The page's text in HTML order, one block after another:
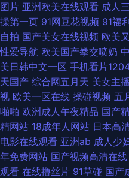
线影院 97超碰综合 国产韩日精品
线wwww 天天日天天干少妇 超碰
大香蕉51 欧美专区中文 影音先锋
网址 人妻重口味 香蕉视频下载 97
亚州撸撸成人网站 99国产人成精
频 91探花视频 大香蕉网超碰 欧美
图片 亚洲欧美在线观看 成人
操第一页 91网豆花视频 91福
自拍 国产美女在线视频 欧美
性爱导航 欧美国产拳交喷奶
美日韩中文一区 手机看片
天国产 综合网五月天 美女主
视 欧美一区在线 操碰视频 五
啪啪 欧洲成人午夜精品 国产
精网站 18成年人网站 日本高
电影在线观看 亚洲ab 成人少
年免费网站 国产视频高清在线
观看 在线撸丝片 91草碰 国产